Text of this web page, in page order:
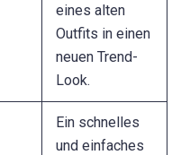
eines alten
Outfits in einen
neuen Trend-
Look.
Ein schnelles
und einfaches